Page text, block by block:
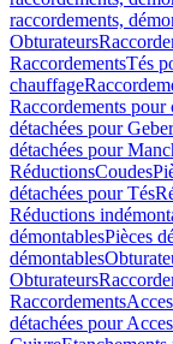
raccordements,
Obturateurs
RaccordementsTés
chauffage
Raccordements pour
détachées pour
détachées pour
RéductionsCoudes
détachées pour Tés
Réductions
démontablesPièces
démontables
Obturateurs
Raccordements
détachées pour